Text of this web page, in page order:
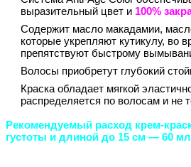
выразительный цвет и 100%
Содержит масло макадамии,
которые укрепляют кутикулу, во
препятствуют быстрому
Волосы приобретут глубокий
Краска обладает мягкой
распределяется по волосам и не
Рекомендуемый расход крем-
густоты и длиной до 15 см — 60